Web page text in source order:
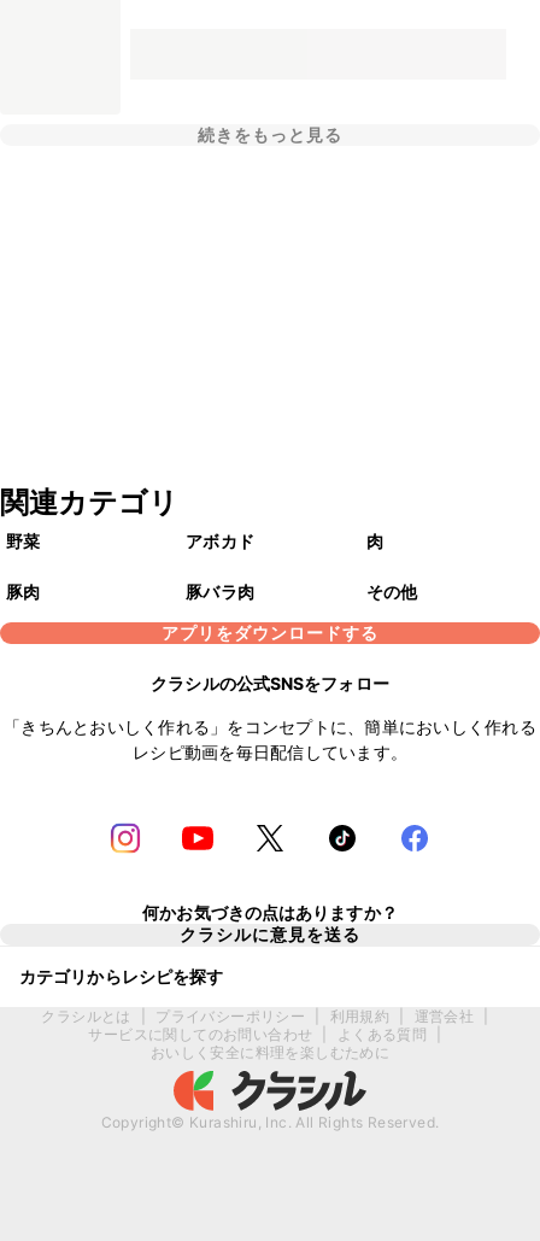
続きをもっと見る
関連カテゴリ
野菜 アボカド 肉
豚肉 豚バラ肉
その他
アプリをダウンロードする
クラシルの公式SNSをフォロー
「きちんとおいしく作れる」をコンセプトに、簡単においしく作れる
レシピ動画を毎日配信しています。
何かお気づきの点はありますか？
クラシルに意見を送る
カテゴリからレシピを探す
クラシルとは プライバシーポリシー 利用規約 運営会社
サービスに関してのお問い合わせ
よくある質問
おいしく安全に料理を楽しむために
Copyright© Kurashiru, Inc. All Rights Reserved.